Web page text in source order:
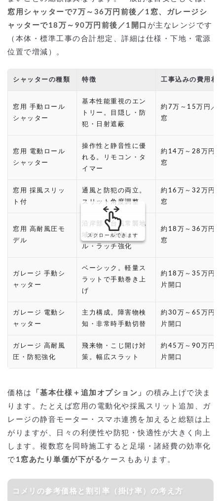
窓用シャッターで7万～36万円前後／1窓、ガレージシ
ャッターで18万～90万円前後／1開口 が主なレンジです
（本体・標準工事の合計想定、詳細は仕様・下地・電源
位置で増減）。
シャッターの種類 特徴 工事込みの費用相
窓用 手動ロール
シャッター
基本性能重視のエン
トリー。目隠し・防
犯・日射遮蔽
約7万～15万円／
窓
窓用 電動ロール
シャッター
操作性と静音性に優
れる。リモコン・タ
イマー
約14万～28万円
窓
窓用 採風スリッ
ト付
通風と防犯の両立。
スリット角度調整
約16万～32万円
窓
窓用 高耐風圧モ
デル
沿岸部・台風常襲地
域向け。補強レー
ル・ラッチ強化
約18万～36万円
窓
ガレージ 手動シ
ャッター
ベーシック。軽量ス
ラットで手動巻き上
げ
約18万～35万円
片開口
ガレージ 電動シ
ャッター
主力構成。障害物検
知・非常時手動切替
約30万～65万円
片開口
ガレージ 高耐風
圧・防犯強化
飛来物・こじ開け対
策。幅広スラット
約45万～90万円
片開口
スクロールできます
価格は 「基本仕様＋追加オプション」 の積み上げで決ま
ります。たとえば窓用の電動化や採風スリット追加、ガ
レージの静音モーター・スマホ連携を加えると総額は上
がりますが、日々の利便性や防犯・快適性が大きく向上
します。複数窓を同時施工すると足場・諸経費の効率化
で 1窓あたり単価が下がるケースもあります。
コメリの参考価格と割引率（掛け率）の考え方